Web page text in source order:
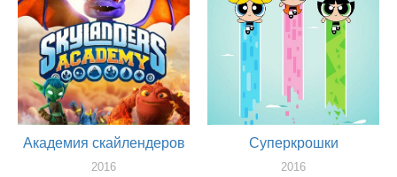
Академия скайлендеров
2016
Суперкрошки
2016